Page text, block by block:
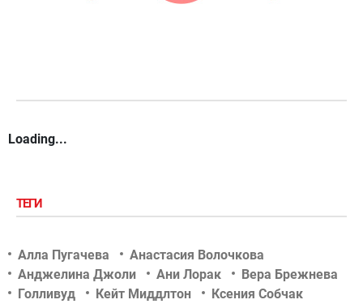
Loading...
ТЕГИ
Алла Пугачева
Анастасия Волочкова
Анджелина Джоли
Ани Лорак
Вера Брежнева
Голливуд
Кейт Миддлтон
Ксения Собчак